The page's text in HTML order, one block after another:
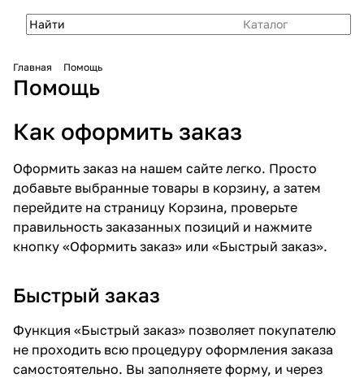
Каталог
Главная Помощь
Помощь
Как оформить заказ
Оформить заказ на нашем сайте легко. Просто
добавьте выбранные товары в корзину, а затем
перейдите на страницу Корзина, проверьте
правильность заказанных позиций и нажмите
кнопку «Оформить заказ» или «Быстрый заказ».
Быстрый заказ
Функция «Быстрый заказ» позволяет покупателю
не проходить всю процедуру оформления заказа
самостоятельно. Вы заполняете форму, и через